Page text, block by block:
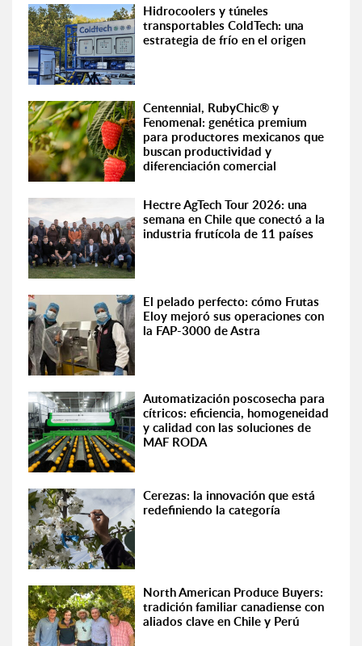
Hidrocoolers y túneles
transportables ColdTech: una
estrategia de frío en el origen
Centennial, RubyChic® y
Fenomenal: genética premium
para productores mexicanos que
buscan productividad y
diferenciación comercial
Hectre AgTech Tour 2026: una
semana en Chile que conectó a la
industria frutícola de 11 países
El pelado perfecto: cómo Frutas
Eloy mejoró sus operaciones con
la FAP-3000 de Astra
Automatización poscosecha para
cítricos: eficiencia, homogeneidad
y calidad con las soluciones de
MAF RODA
Cerezas: la innovación que está
redefiniendo la categoría
North American Produce Buyers:
tradición familiar canadiense con
aliados clave en Chile y Perú